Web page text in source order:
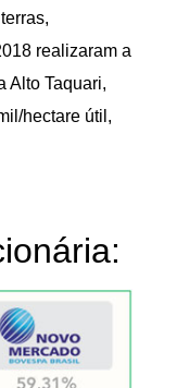
realizaram a
Alto Taquari,
hectare útil,